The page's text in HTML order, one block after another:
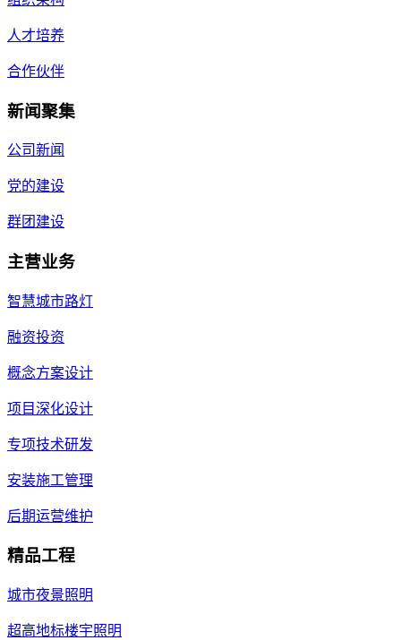
人才培养
合作伙伴
新闻聚集
公司新闻
党的建设
群团建设
主营业务
智慧城市路灯
融资投资
概念方案设计
项目深化设计
专项技术研发
安装施工管理
后期运营维护
精品工程
城市夜景照明
超高地标楼宇照明